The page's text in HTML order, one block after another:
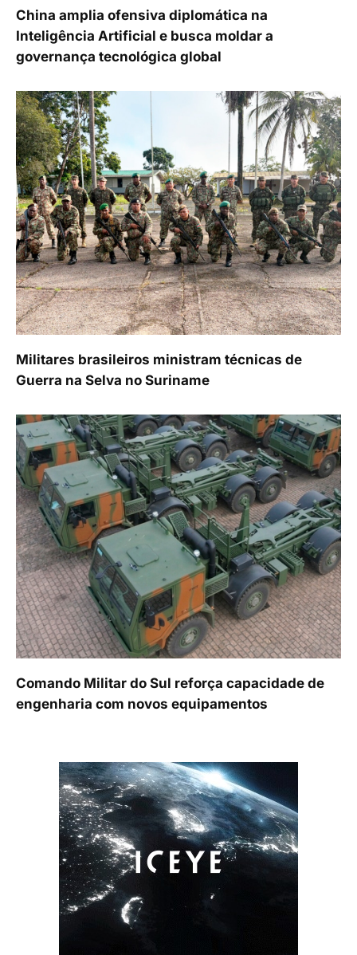
China amplia ofensiva diplomática na
Inteligência Artificial e busca moldar a
governança tecnológica global
Militares brasileiros ministram técnicas de
Guerra na Selva no Suriname
Comando Militar do Sul reforça capacidade de
engenharia com novos equipamentos